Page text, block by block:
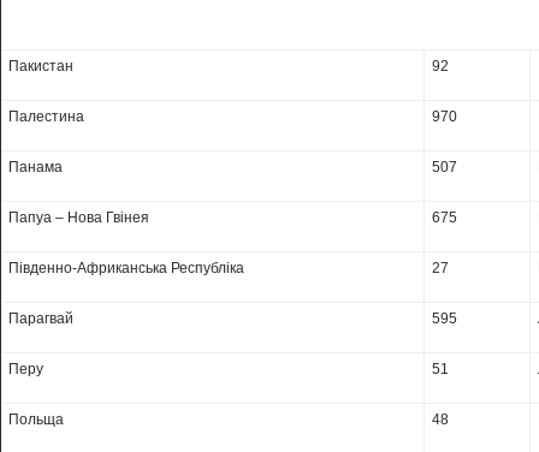
Пакистан 92
Палестина 970
Панама 507
Папуа – Нова Гвінея 675
Південно-Африканська Республіка 27
Парагвай 595
Перу 51
Польща 48